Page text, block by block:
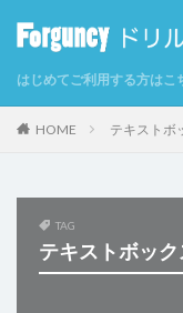
はじめてご利用する方はこ
HOME テキストボ
TAG
テキストボック
タグ
GoogleMap
UI部品
アイ